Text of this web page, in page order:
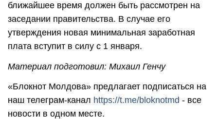
ближайшее время должен быть рассмотрен на
заседании правительства. В случае его
утверждения новая минимальная заработная
плата вступит в силу с 1 января.
Материал подготовил: Михаил Генчу
«Блокнот Молдова» предлагает подписаться на
наш телеграм-канал https://t.me/bloknotmd - все
новости в одном месте.